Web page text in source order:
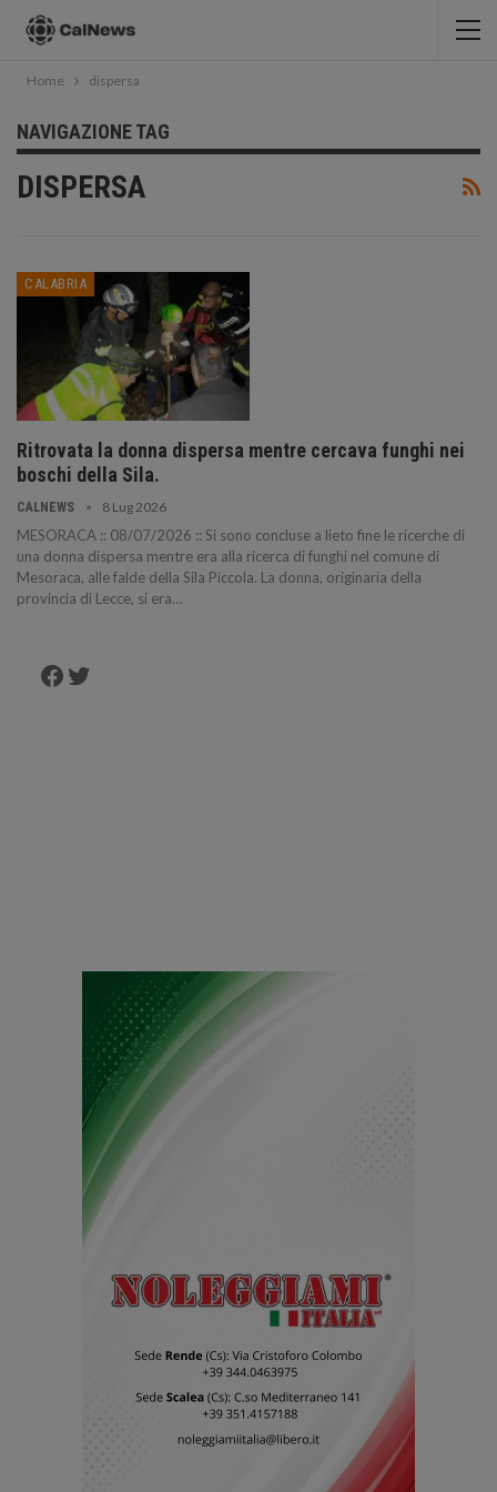
Home dispersa
NAVIGAZIONE TAG
DISPERSA
CALABRIA
Ritrovata la donna dispersa mentre cercava funghi nei
boschi della Sila.
CALNEWS 8 Lug 2026
MESORACA :: 08/07/2026 :: Si sono concluse a lieto fine le ricerche di
una donna dispersa mentre era alla ricerca di funghi nel comune di
Mesoraca, alle falde della Sila Piccola. La donna, originaria della
provincia di Lecce, si era…
Facebook
Twitter